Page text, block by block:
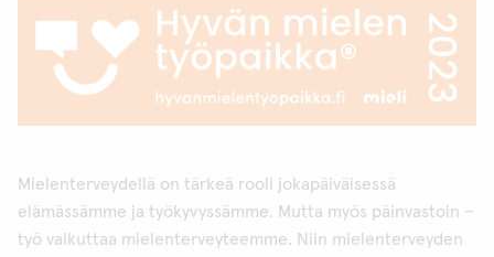
Mielenterveydellä on tärkeä rooli jokapäiväisessä
elämässämme ja työkyvyssämme. Mutta myös päinvastoin –
työ vaikuttaa mielenterveyteemme. Niin mielenterveyden